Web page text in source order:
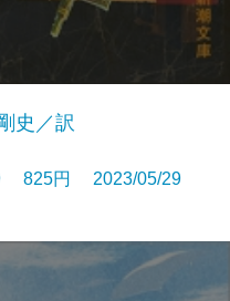
史／訳
825円 2023/05/29